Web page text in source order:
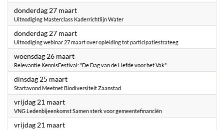
donderdag 27 maart2025
Uitnodiging Masterclass Kaderrichtlijn Water
donderdag 27 maart2025
Uitnodiging webinar 27 maart over opleiding tot participatiestrateeg
woensdag 26 maart2025
Relevantie KennisFestival: "De Dag van de Liefde voor het Vak"
dinsdag 25 maart2025
Startavond Meetnet Biodiversiteit Zaanstad
vrijdag 21 maart2025
VNG Ledenbijeenkomst Samen sterk voor gemeentefinanciën
vrijdag 21 maart2025